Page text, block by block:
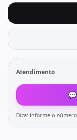
Atendimento
💬
Dica: informe o